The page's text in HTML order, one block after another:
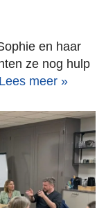
en haar
ze nog hulp
Lees meer »